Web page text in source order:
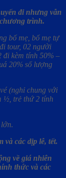
đi nhưng vẫn
trình.
bố mẹ, bố mẹ tự
tour, 02 người
đi kèm tính 50% –
20% số lượng
(nghỉ chung với
½, trẻ thứ 2 tính
và các dịp lễ, tết.
về giá nhiên
thức và các